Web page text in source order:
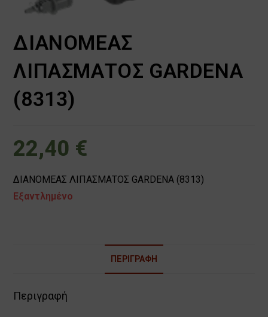
ΔΙΑΝΟΜΕΑΣ
ΛΙΠΑΣΜΑΤΟΣ GARDENA
(8313)
22,40 €
ΔΙΑΝΟΜΕΑΣ ΛΙΠΑΣΜΑΤΟΣ GARDENA (8313)
Εξαντλημένο
ΠΕΡΙΓΡΑΦΉ
Περιγραφή